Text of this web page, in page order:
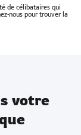
de célibataires qui
nous pour trouver la
votre